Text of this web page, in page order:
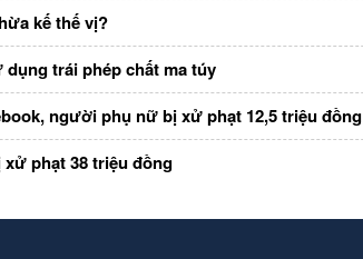
kế thế vị?
trái phép chất ma túy
người phụ nữ bị xử phạt 12,5 triệu đồng
phạt 38 triệu đồng